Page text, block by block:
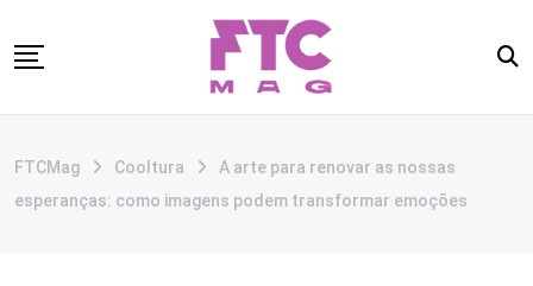
to
CATEGORIAS
FTCMag Cooltura
A arte para renovar as nossas
esperanças: como imagens podem transformar emoções